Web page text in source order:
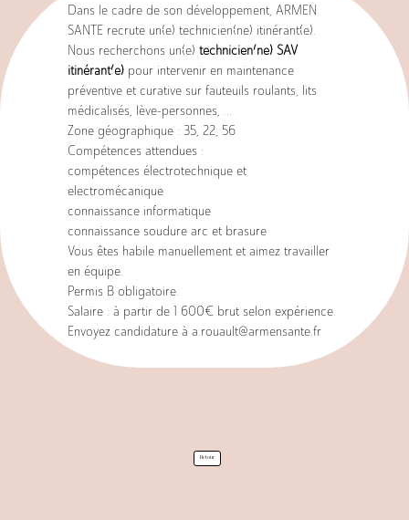
Services
Produits
Dans le cadre de son développement, ARMEN
SANTE recrute un(e) technicien(ne) itinérant(e).
Nous recherchons un(e) technicien(ne) SAV
itinérant(e)pour intervenir en maintenance
préventive et curative sur fauteuils roulants, lits
médicalisés, lève-personnes, …
Zone géographique : 35, 22, 56
Compétences attendues :
compétences électrotechnique et
electromécanique
connaissance informatique
connaissance soudure arc et brasure
Vous êtes habile manuellement et aimez travailler
en équipe.
Permis B obligatoire.
Salaire : à partir de 1 600€ brut selon expérience.
Envoyez candidature à a.rouault@armensante.fr
Retour